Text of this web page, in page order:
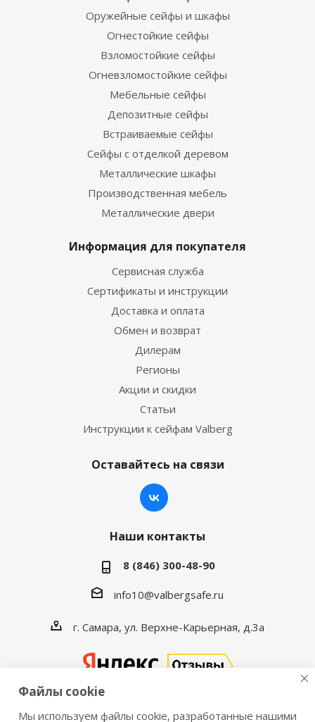
Оружейные сейфы и шкафы
Огнестойкие сейфы
Взломостойкие сейфы
Огневзломостойкие сейфы
Мебельные сейфы
Депозитные сейфы
Встраиваемые сейфы
Сейфы с отделкой деревом
Металлические шкафы
Производственная мебель
Металлические двери
Информация для покупателя
Сервисная служба
Сертификаты и инструкции
Доставка и оплата
Обмен и возврат
Дилерам
Регионы
Акции и скидки
Статьи
Инструкции к сейфам Valberg
Оставайтесь на связи
Наши контакты
8 (846) 300-48-90
info10@valbergsafe.ru
г. Самара, ул. Верхне-Карьерная, д.3а
Файлы cookie
Мы используем файлы cookie, разработанные нашими